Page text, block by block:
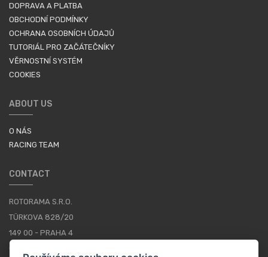
DOPRAVA A PLATBA
OBCHODNÍ PODMÍNKY
OCHRANA OSOBNÍCH ÚDAJŮ
TUTORIÁL PRO ZAČÁTEČNÍKY
VĚRNOSTNÍ SYSTÉM
COOKIES
ABOUT US
O NÁS
RACING TEAM
CONTACT
ROTORAMA S.R.O.
TÜRKOVA 828/20
149 00 - PRAHA 4